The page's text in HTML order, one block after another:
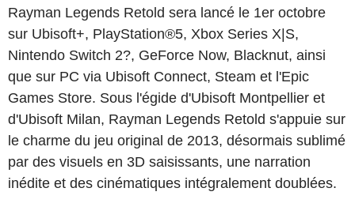
Rayman Legends Retold sera lancé le 1er octobre
sur Ubisoft+, PlayStation®5, Xbox Series X|S,
Nintendo Switch 2?, GeForce Now, Blacknut, ainsi
que sur PC via Ubisoft Connect, Steam et l'Epic
Games Store. Sous l'égide d'Ubisoft Montpellier et
d'Ubisoft Milan, Rayman Legends Retold s'appuie sur
le charme du jeu original de 2013, désormais sublimé
par des visuels en 3D saisissants, une narration
inédite et des cinématiques intégralement doublées.